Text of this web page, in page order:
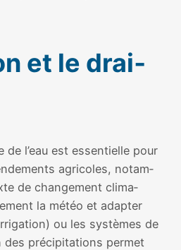
et le drai­
l’eau est essen­tielle pour
agri­coles, notam­
de chan­ge­ment cli­ma­
la météo et adap­ter
ou les sys­tèmes de
pré­ci­pi­ta­tions per­met